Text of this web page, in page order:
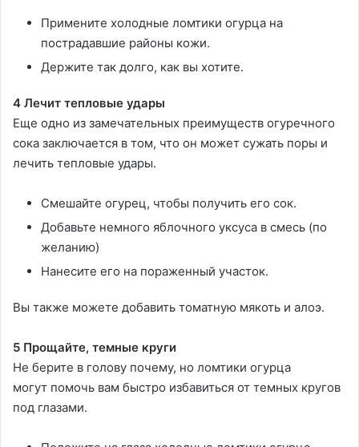
Примените холодные ломтики огурца на
пострадавшие районы кожи.
Держите так долго, как вы хотите.
4 Лечит тепловые удары
Еще одно из замечательных преимуществ огуречного
сока заключается в том, что он может сужать поры и
лечить тепловые удары.
Смешайте огурец, чтобы получить его сок.
Добавьте немного яблочного уксуса в смесь (по
желанию)
Нанесите его на пораженный участок.
Вы также можете добавить томатную мякоть и алоэ.
5 Прощайте, темные круги
Не берите в голову почему, но ломтики огурца
могут помочь вам быстро избавиться от темных кругов
под глазами.